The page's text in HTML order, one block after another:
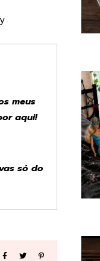
meus
aqui!
só do